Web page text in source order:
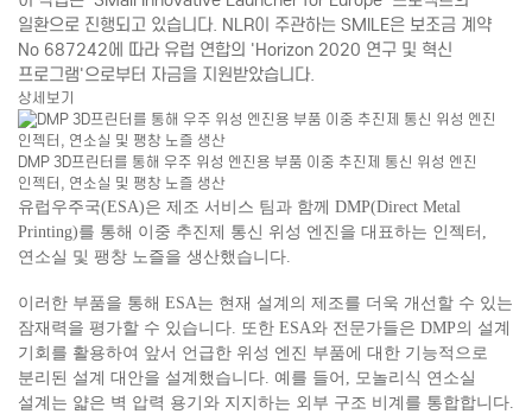
일환으로 진행되고 있습니다. NLR이 주관하는 SMILE은 보조금 계약
No 687242에 따라 유럽 연합의 'Horizon 2020 연구 및 혁신
프로그램'으로부터 자금을 지원받았습니다.
상세보기
DMP 3D프린터를 통해 우주 위성 엔진용 부품 이중 추진제 통신 위성 엔진
인젝터, 연소실 및 팽창 노즐 생산
유럽우주국(ESA)은 제조 서비스 팀과 함께 DMP(Direct Metal
Printing)를 통해 이중 추진제 통신 위성 엔진을 대표하는 인젝터,
연소실 및 팽창 노즐을 생산했습니다.
이러한 부품을 통해 ESA는 현재 설계의 제조를 더욱 개선할 수 있는
잠재력을 평가할 수 있습니다. 또한 ESA와 전문가들은 DMP의 설계
기회를 활용하여 앞서 언급한 위성 엔진 부품에 대한 기능적으로
분리된 설계 대안을 설계했습니다. 예를 들어, 모놀리식 연소실
설계는 얇은 벽 압력 용기와 지지하는 외부 구조 비계를 통합합니다.